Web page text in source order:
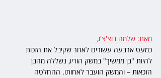
מאת: שלמה בוצ'צ'ו,
כמעט ארבעה עשורים לאחר שקיבל את הזכות
להיות "בן ממשיך" במשק הוריו, נשללה מהבן
הזכאות – והמשק הועבר לאחותו. ההחלטה